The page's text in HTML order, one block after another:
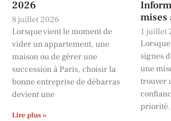
2026
8 juillet 2026
Lorsque vient le moment de
vider un appartement, une
maison ou de gérer une
succession à Paris, choisir la
bonne entreprise de débarras
devient une
Lire plus »
mises
1 juillet
signes
une
trouver
priorité.